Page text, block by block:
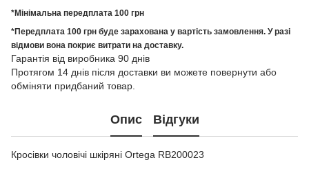
*Мінімальна передплата 100 грн
*Передплата 100 грн буде зарахована у вартість замовлення. У разі
відмови вона покриє витрати на доставку.
Гарантія від виробника 90 днів
Протягом 14 днів після доставки ви можете повернути або
обміняти придбаний товар.
Опис Відгуки
Кросівки чоловічі шкіряні Ortega RB200023